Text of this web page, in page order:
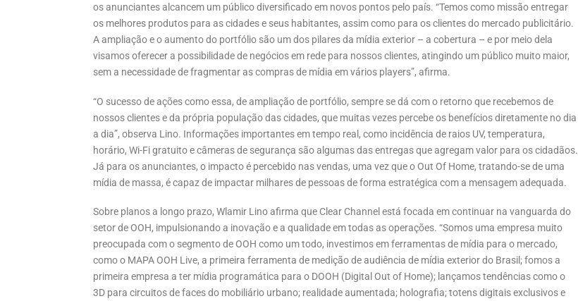
os anunciantes alcancem um público diversificado em novos pontos pelo país. “Temos como missão entregar
os melhores produtos para as cidades e seus habitantes, assim como para os clientes do mercado publicitário.
A ampliação e o aumento do portfólio são um dos pilares da mídia exterior – a cobertura – e por meio dela
visamos oferecer a possibilidade de negócios em rede para nossos clientes, atingindo um público muito maior,
sem a necessidade de fragmentar as compras de mídia em vários players”, afirma.
“O sucesso de ações como essa, de ampliação de portfólio, sempre se dá com o retorno que recebemos de
nossos clientes e da própria população das cidades, que muitas vezes percebe os benefícios diretamente no dia
a dia”, observa Lino. Informações importantes em tempo real, como incidência de raios UV, temperatura,
horário, Wi-Fi gratuito e câmeras de segurança são algumas das entregas que agregam valor para os cidadãos.
Já para os anunciantes, o impacto é percebido nas vendas, uma vez que o Out Of Home, tratando-se de uma
mídia de massa, é capaz de impactar milhares de pessoas de forma estratégica com a mensagem adequada.
Sobre planos a longo prazo, Wlamir Lino afirma que Clear Channel está focada em continuar na vanguarda do
setor de OOH, impulsionando a inovação e a qualidade em todas as operações. “Somos uma empresa muito
preocupada com o segmento de OOH como um todo, investimos em ferramentas de mídia para o mercado,
como o MAPA OOH Live, a primeira ferramenta de medição de audiência de mídia exterior do Brasil; fomos a
primeira empresa a ter mídia programática para o DOOH (Digital Out of Home); lançamos tendências como o
3D para circuitos de faces do mobiliário urbano; realidade aumentada; holografia; totens digitais exclusivos e